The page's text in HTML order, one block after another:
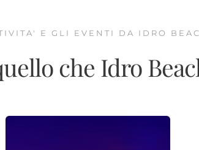
E GLI EVENTI DA IDRO
che Idro